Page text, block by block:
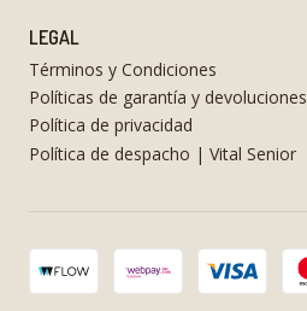
LEGAL
Términos y Condiciones
Políticas de garantía y devoluciones
Política de privacidad
Política de despacho | Vital Senior